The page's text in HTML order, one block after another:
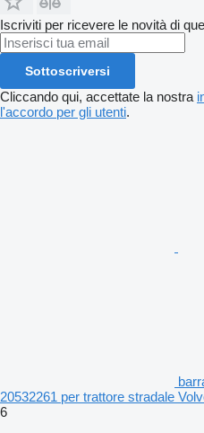
Iscriviti per ricevere le novità di
Sottoscriversi
Cliccando qui, accettate la nostra
l'accordo per gli utenti.
20532261 per trattore stradale
6